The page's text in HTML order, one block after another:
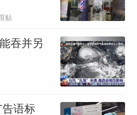
升
贴
吞并另
语标